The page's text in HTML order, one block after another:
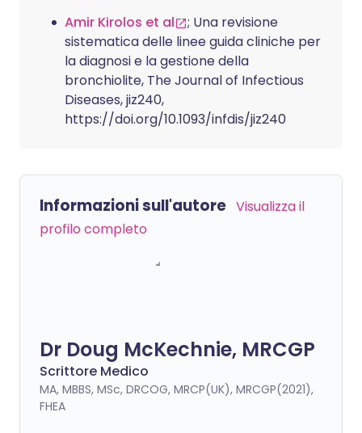
Amir Kirolos et al
; Una revisione
sistematica delle linee guida cliniche per
la diagnosi e la gestione della
bronchiolite, The Journal of Infectious
Diseases, jiz240,
https://doi.org/10.1093/infdis/jiz240
Informazioni sull'autore Visualizza il
profilo completo
Dr Doug McKechnie, MRCGP
Scrittore Medico
MA, MBBS, MSc, DRCOG, MRCP(UK), MRCGP(2021),
FHEA